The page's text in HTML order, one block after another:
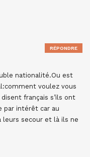
nationalité.Ou est
voulez vous
disent français s’ils ont
par intérêt car au
secour et là ils ne
RÉPONDRE